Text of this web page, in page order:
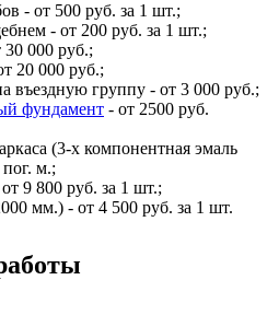
- от 500 руб. за 1 шт.;
- от 200 руб. за 1 шт.;
30 000 руб.;
20 000 руб.;
въездную группу - от 3 000 руб.;
фундамент - от 2500 руб.
(3-х компонентная эмаль
м.;
9 800 руб. за 1 шт.;
мм.) - от 4 500 руб. за 1 шт.